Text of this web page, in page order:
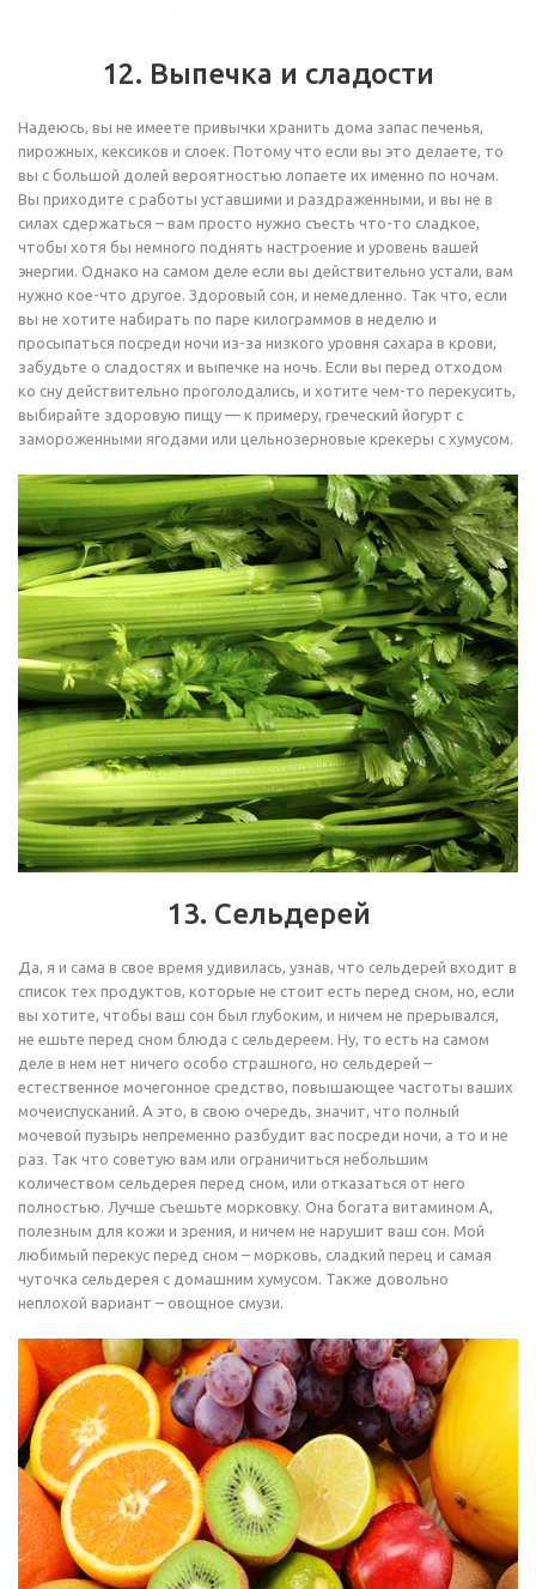
12. Выпечка и сладости
Надеюсь, вы не имеете привычки хранить дома запас печенья,
пирожных, кексиков и слоек. Потому что если вы это делаете, то
вы с большой долей вероятностью лопаете их именно по ночам.
Вы приходите с работы уставшими и раздраженными, и вы не в
силах сдержаться – вам просто нужно съесть что-то сладкое,
чтобы хотя бы немного поднять настроение и уровень вашей
энергии. Однако на самом деле если вы действительно устали, вам
нужно кое-что другое. Здоровый сон, и немедленно. Так что, если
вы не хотите набирать по паре килограммов в неделю и
просыпаться посреди ночи из-за низкого уровня сахара в крови,
забудьте о сладостях и выпечке на ночь. Если вы перед отходом
ко сну действительно проголодались, и хотите чем-то перекусить,
выбирайте здоровую пищу — к примеру, греческий йогурт с
замороженными ягодами или цельнозерновые крекеры с хумусом.
13. Сельдерей
Да, я и сама в свое время удивилась, узнав, что сельдерей входит в
список тех продуктов, которые не стоит есть перед сном, но, если
вы хотите, чтобы ваш сон был глубоким, и ничем не прерывался,
не ешьте перед сном блюда с сельдереем. Ну, то есть на самом
деле в нем нет ничего особо страшного, но сельдерей –
естественное мочегонное средство, повышающее частоты ваших
мочеиспусканий. А это, в свою очередь, значит, что полный
мочевой пузырь непременно разбудит вас посреди ночи, а то и не
раз. Так что советую вам или ограничиться небольшим
количеством сельдерея перед сном, или отказаться от него
полностью. Лучше съешьте морковку. Она богата витамином A,
полезным для кожи и зрения, и ничем не нарушит ваш сон. Мой
любимый перекус перед сном – морковь, сладкий перец и самая
чуточка сельдерея с домашним хумусом. Также довольно
неплохой вариант – овощное смузи.